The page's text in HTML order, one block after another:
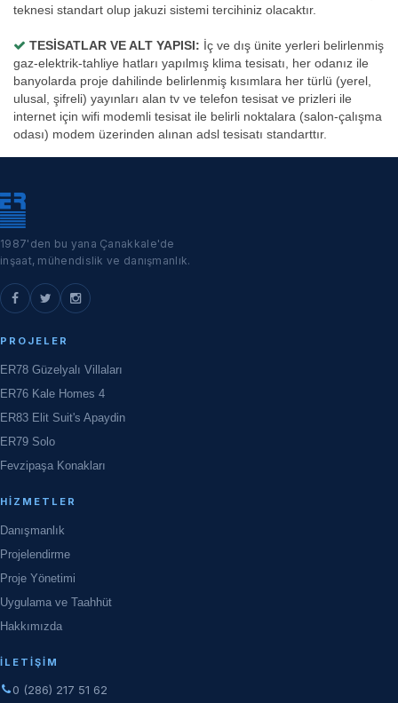
teknesi standart olup jakuzi sistemi tercihiniz olacaktır.
TESİSATLAR VE ALT YAPISI: İç ve dış ünite yerleri belirlenmiş
gaz-elektrik-tahliye hatları yapılmış klima tesisatı, her odanız ile
banyolarda proje dahilinde belirlenmiş kısımlara her türlü (yerel,
ulusal, şifreli) yayınları alan tv ve telefon tesisat ve prizleri ile
internet için wifi modemli tesisat ile belirli noktalara (salon-çalışma
odası) modem üzerinden alınan adsl tesisatı standarttır.
1987'den bu yana Çanakkale'de
inşaat, mühendislik ve danışmanlık.
PROJELER
ER78 Güzelyalı Villaları
ER76 Kale Homes 4
ER83 Elit Suit's Apaydin
ER79 Solo
Fevzipaşa Konakları
HIZMETLER
Danışmanlık
Projelendirme
Proje Yönetimi
Uygulama ve Taahhüt
Hakkımızda
İLETIŞIM
0 (286) 217 51 62